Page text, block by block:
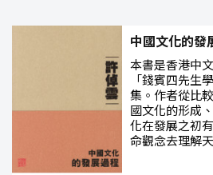
中國文化的發
本書是香港中
「錢賓四先生
集。作者從比
國文化的形成
化在發展之初
命觀念去理解